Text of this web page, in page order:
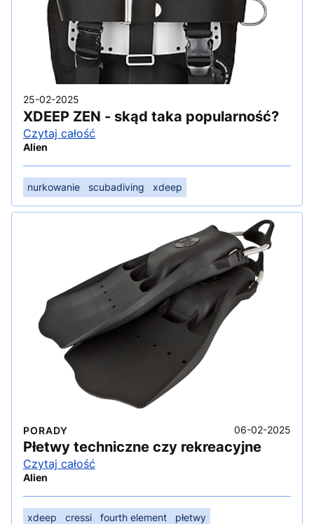
25-02-2025
XDEEP ZEN - skąd taka popularność?
Czytaj całość
Alien
nurkowanie scubadiving xdeep
PORADY 06-02-2025
Płetwy techniczne czy rekreacyjne
Czytaj całość
Alien
xdeep cressi fourth element płetwy